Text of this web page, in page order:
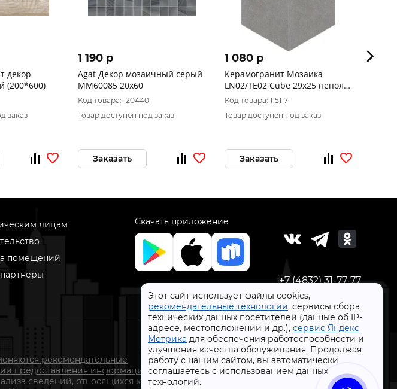
Этот сайт использует файлы cookies,
рекомендательные технологии, сервисы сбора
технических данных посетителей (данные об IP-
адресе, местоположении и др.), сервис Яндекс
Метрика для обеспечения работоспособности и
улучшения качества обслуживания. Продолжая
работу с нашим сайтом, вы автоматически
соглашаетесь с использованием данных
технологий.
декор
(200*600)
заказ
1 190 p
Agat Декор мозаичный серый
MM60085 20х60
Код товара: 120440
Товар доступен под заказ
Заказать
1 080 p
Керамогранит Мозаика
LN02/TE02 Cube 29x25 непол.
(Без характеристики)
Код товара: 115117
Товар доступен под заказ
Заказать
754
лицам
помещений
Скачать приложение
+7 (4832) 31-77-77
рекомендательные
предоставления информации
сведений, относящихся к
СтройлоН 1998-2026 г.
Публичная оферта